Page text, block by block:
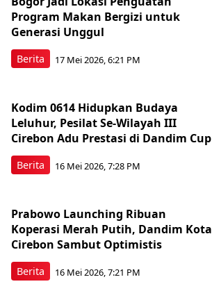
Berita
Program Makan Bergizi untuk
Generasi Unggul
17 Mei 2026, 6:21 PM
Berita
Kodim 0614 Hidupkan Budaya
Leluhur, Pesilat Se-Wilayah III
Cirebon Adu Prestasi di Dandim Cup
16 Mei 2026, 7:28 PM
Berita
Prabowo Launching Ribuan
Koperasi Merah Putih, Dandim Kota
Cirebon Sambut Optimistis
16 Mei 2026, 7:21 PM